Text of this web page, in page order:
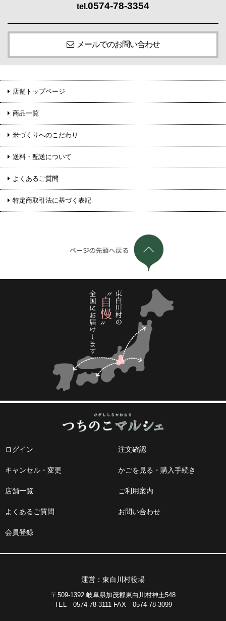
tel.0574-78-3354
メールでのお問い合わせ
店舗トップページ
商品一覧
米づくりへのこだわり
送料・配送について
よくあるご質問
特定商取引法に基づく表記
ログイン 注文確認
キャンセル・変更 かごを見る・購入手続き
店舗一覧 ご利用案内
よくあるご質問 お問い合わせ
会員登録
運営：東白川村役場
〒509-1392 岐阜県加茂郡東白川村神土548
TEL 0574-78-3111 FAX 0574-78-3099